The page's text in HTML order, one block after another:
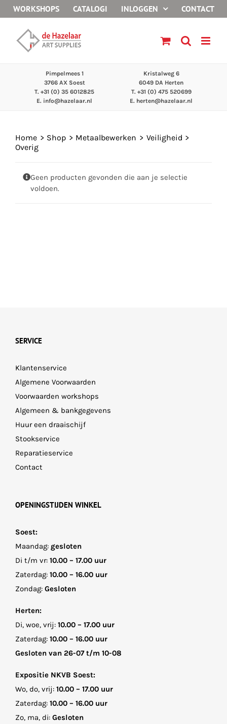
naar
inhoud
WORKSHOPS CATALOGI INLOGGEN CONTACT
Pimpelmees 1
3766 AX Soest
T. +31 (0) 35 6012825
E. info@hazelaar.nl
Kristalweg 6
6049 DA Herten
T. +31 (0) 475 520699
E. herten@hazelaar.nl
Home Shop Metaalbewerken
Veiligheid
Overig
Geen producten gevonden die aan je selectie
voldoen.
SERVICE
Klantenservice
Algemene Voorwaarden
Voorwaarden workshops
Algemeen & bankgegevens
Huur een draaischijf
Stookservice
Reparatieservice
Contact
OPENINGSTIJDEN WINKEL
Soest:
Maandag: gesloten
Di t/m vr: 10.00 – 17.00 uur
Zaterdag: 10.00 – 16.00 uur
Zondag: Gesloten
Herten:
Di, woe, vrij: 10.00 – 17.00 uur
Zaterdag: 10.00 – 16.00 uur
Gesloten van 26-07 t/m 10-08
Expositie NKVB Soest:
Wo, do, vrij: 10.00 – 17.00 uur
Zaterdag: 10.00 – 16.00 uur
Zo, ma, di: Gesloten